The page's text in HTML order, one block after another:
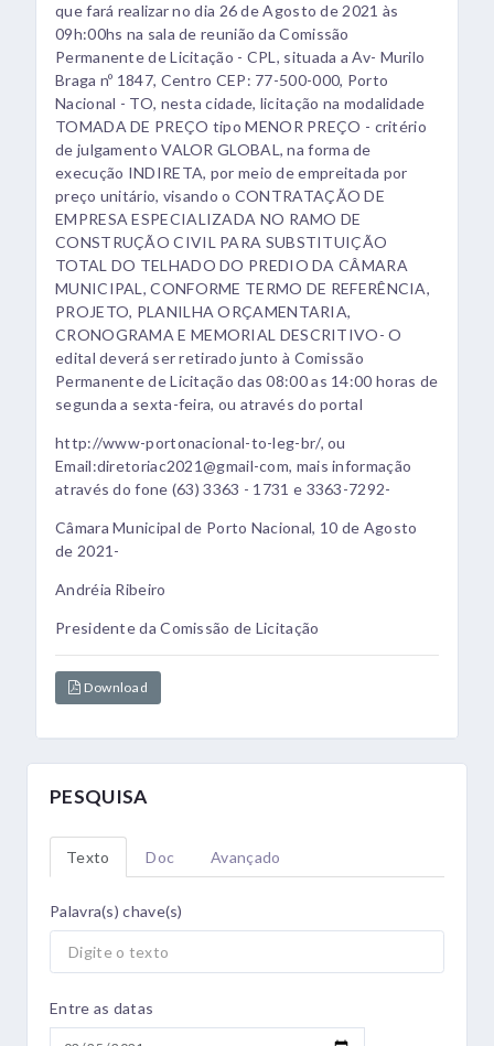
que fará realizar no dia 26 de Agosto de 2021 às
09h:00hs na sala de reunião da Comissão
Permanente de Licitação - CPL, situada a Av- Murilo
Braga nº 1847, Centro CEP: 77-500-000, Porto
Nacional - TO, nesta cidade, licitação na modalidade
TOMADA DE PREÇO tipo MENOR PREÇO - critério
de julgamento VALOR GLOBAL, na forma de
execução INDIRETA, por meio de empreitada por
preço unitário, visando o CONTRATAÇÃO DE
EMPRESA ESPECIALIZADA NO RAMO DE
CONSTRUÇÃO CIVIL PARA SUBSTITUIÇÃO
TOTAL DO TELHADO DO PREDIO DA CÂMARA
MUNICIPAL, CONFORME TERMO DE REFERÊNCIA,
PROJETO, PLANILHA ORÇAMENTARIA,
CRONOGRAMA E MEMORIAL DESCRITIVO- O
edital deverá ser retirado junto à Comissão
Permanente de Licitação das 08:00 as 14:00 horas de
segunda a sexta-feira, ou através do portal
http://www-portonacional-to-leg-br/, ou
Email:diretoriac2021@gmail-com, mais informação
através do fone (63) 3363 - 1731 e 3363-7292-
Câmara Municipal de Porto Nacional, 10 de Agosto
de 2021-
Andréia Ribeiro
Presidente da Comissão de Licitação
Download
PESQUISA
Texto Doc Avançado
Palavra(s) chave(s)
Entre as datas